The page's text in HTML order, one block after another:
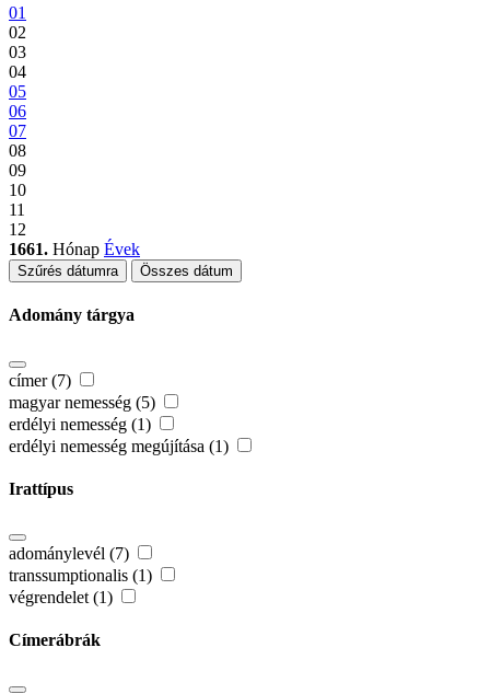
01
02
03
04
05
06
07
08
09
10
11
12
1661. Hónap Évek
Szűrés dátumra Összes dátum
Adomány tárgya
címer (7)
magyar nemesség (5)
erdélyi nemesség (1)
erdélyi nemesség megújítása (1)
Irattípus
adománylevél (7)
transsumptionalis (1)
végrendelet (1)
Címerábrák